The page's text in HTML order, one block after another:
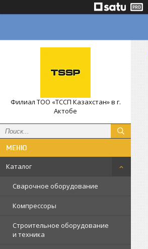
Филиал ТОО «ТССП Казахстан» в г.
Актобе
Каталог
Сварочное оборудование
Компрессоры
Строительное оборудование
и техника